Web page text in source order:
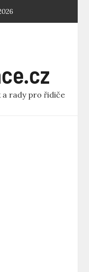
rady pro řidiče